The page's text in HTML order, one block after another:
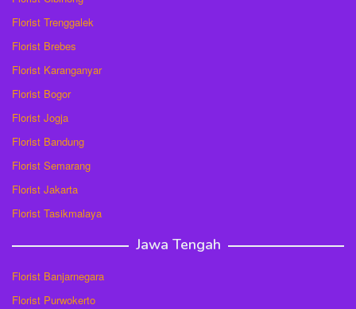
Florist Trenggalek
Florist Brebes
Florist Karanganyar
Florist Bogor
Florist Jogja
Florist Bandung
Florist Semarang
Florist Jakarta
Florist Tasikmalaya
Jawa Tengah
Florist Banjarnegara
Florist Purwokerto